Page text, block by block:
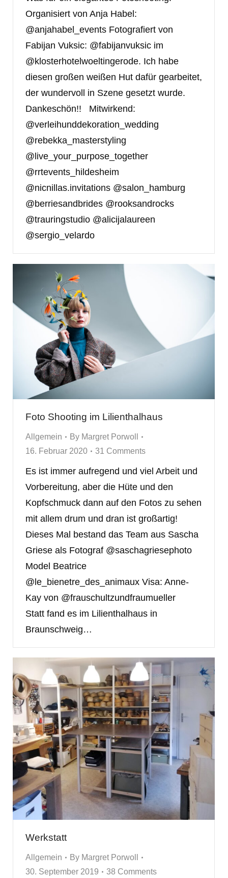
Organisiert von Anja Habel:
@anjahabel_events Fotografiert von
Fabijan Vuksic: @fabijanvuksic im
@klosterhotelwoeltingerode. Ich habe
diesen großen weißen Hut dafür gearbeitet,
der wundervoll in Szene gesetzt wurde.
Dankeschön!! Mitwirkend:
@verleihunddekoration_wedding
@rebekka_masterstyling
@live_your_purpose_together
@rrtevents_hildesheim
@nicnillas.invitations @salon_hamburg
@berriesandbrides @rooksandrocks
@trauringstudio @alicijalaureen
@sergio_velardo
Foto Shooting im Lilienthalhaus
Allgemein By Margret Porwoll
16. Februar 2020
31 Comments
Es ist immer aufregend und viel Arbeit und
Vorbereitung, aber die Hüte und den
Kopfschmuck dann auf den Fotos zu sehen
mit allem drum und dran ist großartig!
Dieses Mal bestand das Team aus Sascha
Griese als Fotograf @saschagriesephoto
Model Beatrice
@le_bienetre_des_animaux Visa: Anne-
Kay von @frauschultzundfraumueller
Statt fand es im Lilienthalhaus in
Braunschweig…
Werkstatt
Allgemein By Margret Porwoll
30. September 2019
38 Comments